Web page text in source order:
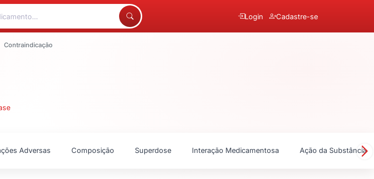
Login Cadastre-se
Contraindicação
Adversas Composição Superdose Interação Medicamentosa Ação da Substância